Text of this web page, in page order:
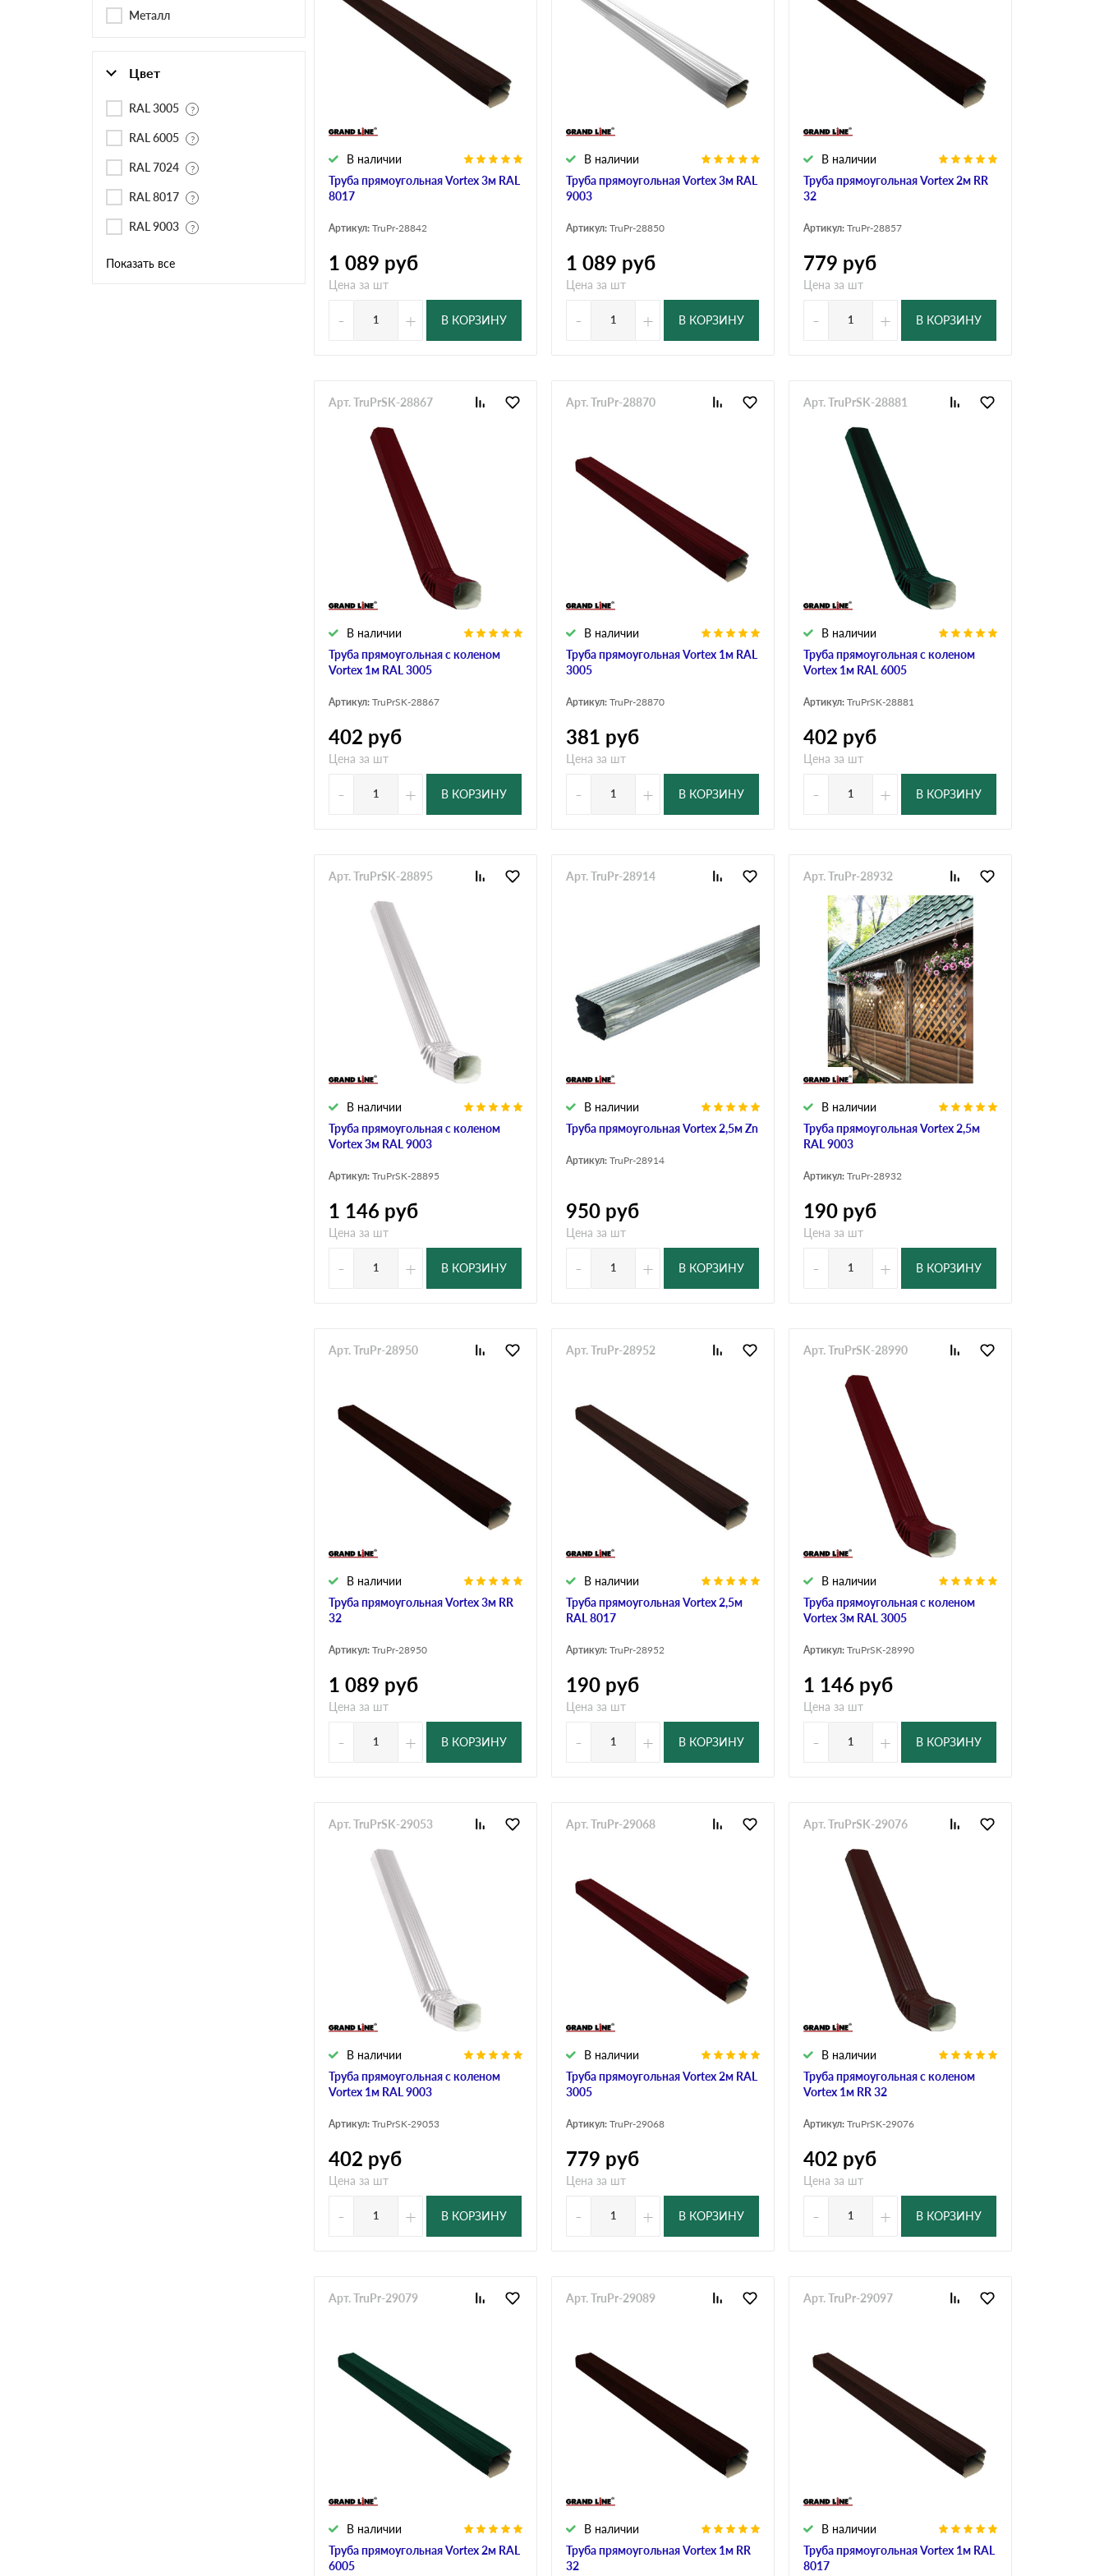
Металл
Цвет
RAL 3005
RAL 6005
RAL 7024
RAL 8017
RAL 9003
Показать все
Труба прямоугольная Vortex 3м RAL
8017
В наличии
Артикул: TruPr-28842
1 089 руб
Цена за шт
- + В КОРЗИНУ
Труба прямоугольная Vortex 3м RAL
9003
В наличии
Артикул: TruPr-28850
1 089 руб
Цена за шт
- + В КОРЗИНУ
Труба прямоугольная Vortex 2м RR
32
В наличии
Артикул: TruPr-28857
779 руб
Цена за шт
- + В КОРЗИНУ
Труба прямоугольная с коленом
Vortex 1м RAL 3005
В наличии
Арт. TruPrSK-28867
Артикул: TruPrSK-28867
402 руб
Цена за шт
- + В КОРЗИНУ
Труба прямоугольная Vortex 1м RAL
3005
В наличии
Арт. TruPr-28870
Артикул: TruPr-28870
381 руб
Цена за шт
- + В КОРЗИНУ
Труба прямоугольная с коленом
Vortex 1м RAL 6005
В наличии
Арт. TruPrSK-28881
Артикул: TruPrSK-28881
402 руб
Цена за шт
- + В КОРЗИНУ
Труба прямоугольная с коленом
Vortex 3м RAL 9003
В наличии
Арт. TruPrSK-28895
Артикул: TruPrSK-28895
1 146 руб
Цена за шт
- + В КОРЗИНУ
Труба прямоугольная Vortex 2,5м Zn
В наличии
Арт. TruPr-28914
Артикул: TruPr-28914
950 руб
Цена за шт
- + В КОРЗИНУ
Труба прямоугольная Vortex 2,5м
RAL 9003
В наличии
Арт. TruPr-28932
Артикул: TruPr-28932
190 руб
Цена за шт
- + В КОРЗИНУ
Труба прямоугольная Vortex 3м RR
32
В наличии
Арт. TruPr-28950
Артикул: TruPr-28950
1 089 руб
Цена за шт
- + В КОРЗИНУ
Труба прямоугольная Vortex 2,5м
RAL 8017
В наличии
Арт. TruPr-28952
Артикул: TruPr-28952
190 руб
Цена за шт
- + В КОРЗИНУ
Труба прямоугольная с коленом
Vortex 3м RAL 3005
В наличии
Арт. TruPrSK-28990
Артикул: TruPrSK-28990
1 146 руб
Цена за шт
- + В КОРЗИНУ
Труба прямоугольная с коленом
Vortex 1м RAL 9003
В наличии
Арт. TruPrSK-29053
Артикул: TruPrSK-29053
402 руб
Цена за шт
- + В КОРЗИНУ
Труба прямоугольная Vortex 2м RAL
3005
В наличии
Арт. TruPr-29068
Артикул: TruPr-29068
779 руб
Цена за шт
- + В КОРЗИНУ
Труба прямоугольная с коленом
Vortex 1м RR 32
В наличии
Арт. TruPrSK-29076
Артикул: TruPrSK-29076
402 руб
Цена за шт
- + В КОРЗИНУ
Труба прямоугольная Vortex 2м RAL
6005
В наличии
Арт. TruPr-29079
Труба прямоугольная Vortex 1м RR
32
В наличии
Арт. TruPr-29089
Труба прямоугольная Vortex 1м RAL
8017
В наличии
Арт. TruPr-29097